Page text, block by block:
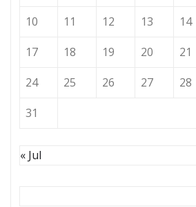
10
11 12 13 14
17
18 19 20 21
24
25 26 27 28
31
« Jul